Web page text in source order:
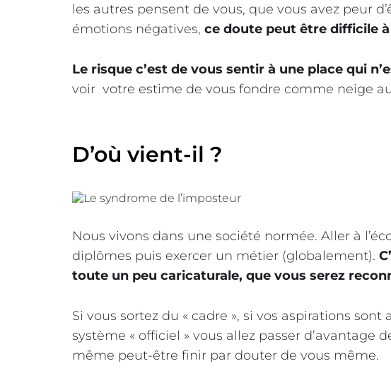
les autres pensent de vous, que vous avez peur
émotions négatives, ce doute peut être difficile
Le risque c’est de vous sentir à une place qui
voir votre estime de vous fondre comme neige
D’où vient-il ?
Nous vivons dans une société normée. Aller à
diplômes puis exercer un métier (globalement).
toute un peu caricaturale, que vous serez
Si vous sortez du « cadre », si vos aspirations
système « officiel » vous allez passer d’avantage
même peut-être finir par douter de vous même.